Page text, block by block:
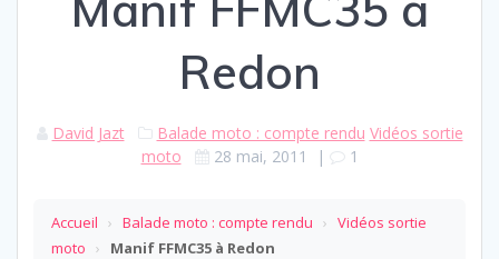
Redon
David Jazt Balade moto : compte rendu Vidéos sortie
moto
28 mai, 2011 | 1
Accueil › Balade moto : compte rendu › Vidéos sortie
moto › Manif FFMC35 à Redon